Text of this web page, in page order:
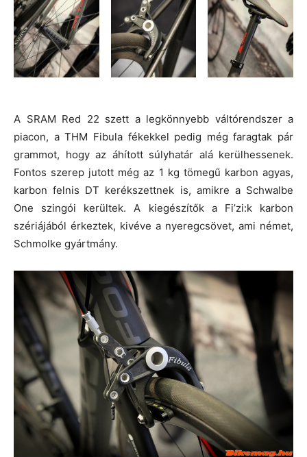
A SRAM Red 22 szett a legkönnyebb váltórendszer a
piacon, a THM Fibula fékekkel pedig még faragtak pár
grammot, hogy az áhított súlyhatár alá kerülhessenek.
Fontos szerep jutott még az 1 kg tömegű karbon agyas,
karbon felnis DT kerékszettnek is, amikre a Schwalbe
One szingói kerültek. A kiegészítők a Fi’zi:k karbon
szériájából érkeztek, kivéve a nyeregcsövet, ami német,
Schmolke gyártmány.